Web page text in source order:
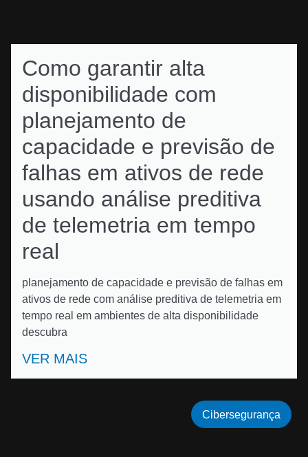
Como garantir alta
disponibilidade com
planejamento de
capacidade e previsão de
falhas em ativos de rede
usando análise preditiva
de telemetria em tempo
real
planejamento de capacidade e previsão de falhas em
ativos de rede com análise preditiva de telemetria em
tempo real em ambientes de alta disponibilidade
descubra
VER MAIS
Cibersegurança